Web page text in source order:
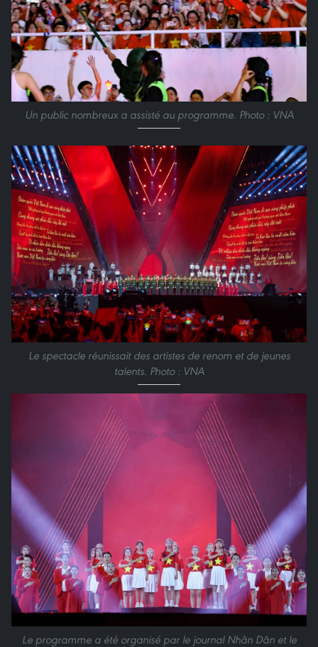
Un public nombreux a assisté au programme. Photo : VNA
Le spectacle réunissait des artistes de renom et de jeunes
talents. Photo : VNA
Le programme a été organisé par le journal Nhân Dân et le